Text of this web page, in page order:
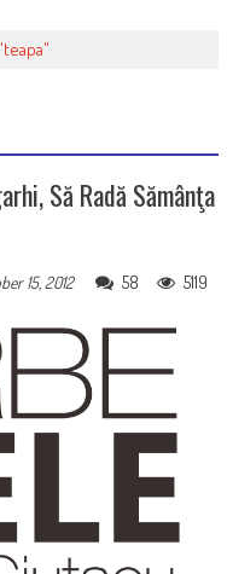
Să Radă Sămânţa
15, 2012 58 5119